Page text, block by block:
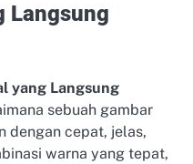
Langsung
yang Langsung
sebuah gambar
dengan cepat, jelas,
warna yang tepat,